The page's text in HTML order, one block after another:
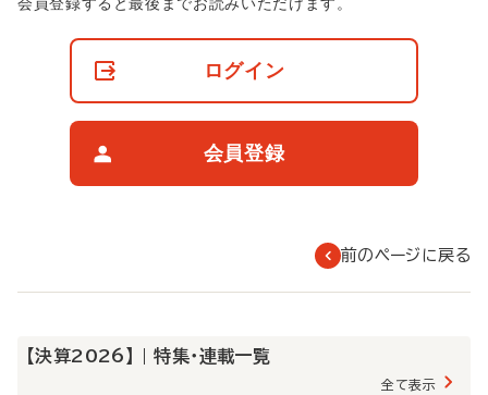
ログイン
会員登録
前のページに戻る
【決算2026】 | 特集・連載一覧
全て表示